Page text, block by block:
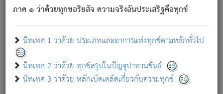
ภาค ๑ ว่าด้วยทุกขอริยสัจ ความจริงอันประเสริฐคือทุกข์
นิทเทศ 1 ว่าด้วย ประเภทและอาการแห่งทุกข์ตามหลักทั่วไป
นิทเทศ 2 ว่าด้วย ทุกข์สรุปในปัญจุปาทานขันธ์
นิทเทศ 3 ว่าด้วย หลักเบ็ดเตล็ดเกี่ยวกับความทุกข์
ภพ ว่ามีได้เพราะวิภพ[2]: เรากล่าวว่า สมณะหรือพราหมณ์ทั้ง
ปวงนั้น ก็ยังสลัดภพออกไปไม่ได้.
ก็ทุกข์นี้มีขึ้น เพราะอาศัยซึ่งอุปธิทั้งปวง.
เพราะความสิ้นไปแห่งอุปาทานทั้งปวง ความเกิดขึ้นแห่ง
ทุกข์จึงไม่มี.
ท่านจงดูโลกนี้เถิด (จะเห็นว่า) สัตว์ทั้งหลายอันอวิชาหนา
แน่นบังหนาแล้ว; และว่า สัตว์ผู้ยินดีในภพอันเป็นแล้วนั้น ย่อม